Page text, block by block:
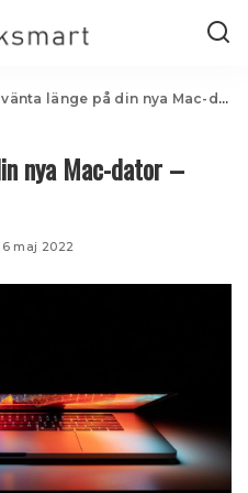
länge på din nya Mac-dator – leveranser försenade
nya Mac-dator –
maj 2022